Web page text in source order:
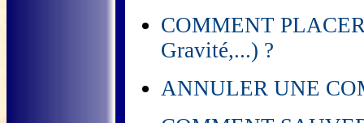
COMMENT
Gravité,...) ?
ANNULER UNE